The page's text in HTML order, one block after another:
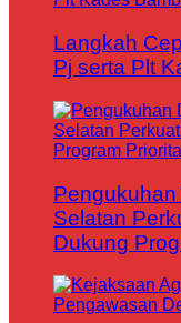
Langkah
Pj serta Plt
Selatan
Dukung